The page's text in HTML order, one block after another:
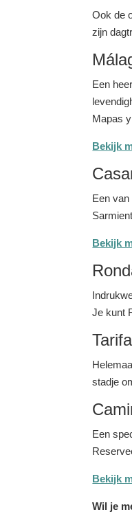
Ook de
zijn
Een
Mapas
Bekijk
Een
Bekijk
Je kunt
Tarifa
stadje
Een
Bekijk
Wil je